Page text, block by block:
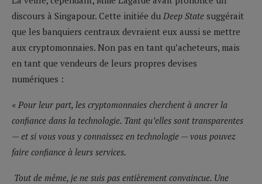
discours à Singapour. Cette initiée du Deep State suggérait
que les banquiers centraux devraient eux aussi se mettre
aux cryptomonnaies. Non pas en tant qu’acheteurs, mais
en tant que vendeurs de leurs propres devises
numériques :
« Pour leur part, les cryptomonnaies cherchent à ancrer la
confiance dans la technologie. Tant qu’elles sont transparentes
— et si vous vous y connaissez en technologie — vous pouvez
faire confiance à leurs services.
Tout de même, je ne suis pas entièrement convaincue. Une